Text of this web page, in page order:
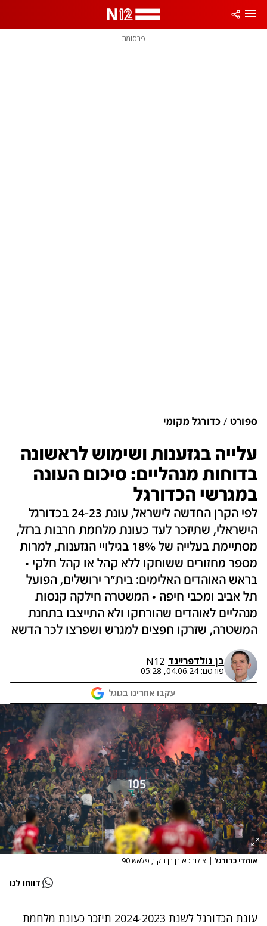
פרסומת
ספורט כדורגל מקומי
עלייה בגזענות ושימוש לראשונה
בדוחות מנהליים: סיכום העונה
במגרשי הכדורגל
לפי הקרן החדשה לישראל, עונת 24-23 בכדורגל
הישראלי, שתיזכר לעד כעונת מלחמת חרבות ברזל,
מסתיימת בעלייה של 18% בגילויי הגזענות, למרות
מספר מחזורים ששוחקו ללא קהל או קהל חלקי •
בראש האוהדים האלימים: בית"ר ירושלים, הפועל
תל אביב ומכבי חיפה • המשטרה חילקה קנסות
מנהליים לאוהדים שהורחקו ולא התייצבו בתחנת
המשטרה, שזרקו חפצים למגרש ושפרצו לכר הדשא
בן גולדפריינד N12
פורסם: 04.06.24, 05:28
עקבו אחרינו בגוגל
אוהדי כדורגל | צילום: אורן בן חקון, פלאש 90
דווחו לנו
עונת הכדורגל לשנת 2024-2023 תיזכר כעונת מלחמת